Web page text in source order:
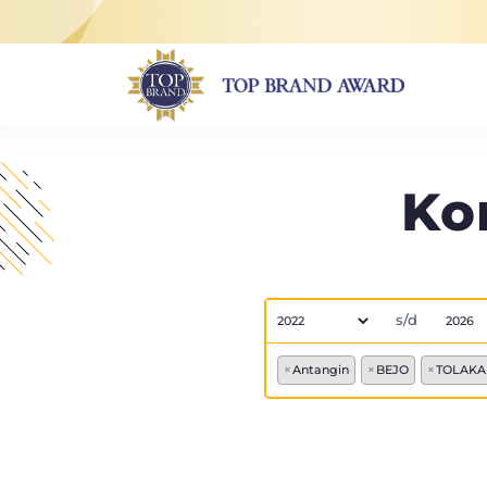
s/d
×Antangin × BEJO ×